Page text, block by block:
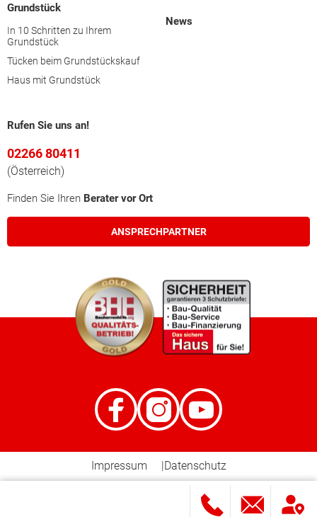
Ried im Innkreis
Steyr-Land
Steyr (Stadt)
Vöcklabruck
Wels (Stadt)
Sankt Johann im Pongau
Grundstück
In 10 Schritten zu Ihrem
Grundstück
Tücken beim Grundstückskauf
Haus mit Grundstück
News
Rufen Sie uns an!
02266 80411
(Österreich)
Finden Sie Ihren Berater vor Ort
ANSPRECHPARTNER
Impressum Datenschutz